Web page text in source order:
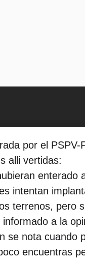
por el
alli vertidas:
enterado
intentan
terrenos, pero
a la
se nota cuando
encuentras